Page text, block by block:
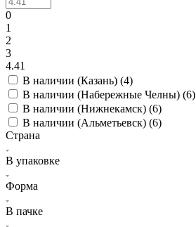
0
1
2
3
4.41
В наличии (Казань) (4)
В наличии (Набережные Челны) (6)
В наличии (Нижнекамск) (6)
В наличии (Альметьевск) (6)
Страна
В упаковке
Форма
В пачке